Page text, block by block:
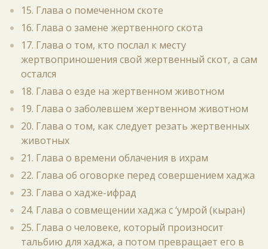
15. Глава о помеченном скоте
16. Глава о замене жертвенного скота
17. Глава о том, кто послал к месту
жертвоприношения свой жертвенный скот, а сам
остался
18. Глава о езде на жертвенном животном
19. Глава о заболевшем жертвенном животном
20. Глава о том, как следует резать жертвенных
животных
21. Глава о времени облачения в ихрам
22. Глава об оговорке перед совершением хаджа
23. Глава о хадже-ифрад
24. Глава о совмещении хаджа с ‘умрой (кыран)
25. Глава о человеке, который произносит
тальбию для хаджа, а потом превращает его в